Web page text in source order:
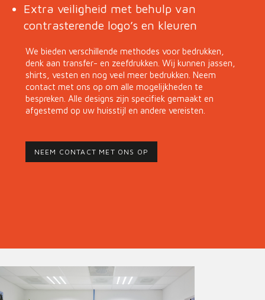
Extra veiligheid met behulp van
contrasterende logo’s en kleuren
We bieden verschillende methodes voor bedrukken,
denk aan transfer- en zeefdrukken. Wij kunnen jassen,
shirts, vesten en nog veel meer bedrukken. Neem
contact met ons op om alle mogelijkheden te
bespreken. Alle designs zijn specifiek gemaakt en
afgestemd op uw huisstijl en andere vereisten.
NEEM CONTACT MET ONS OP